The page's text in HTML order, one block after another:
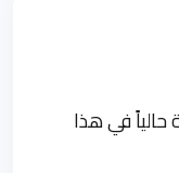
في هذا